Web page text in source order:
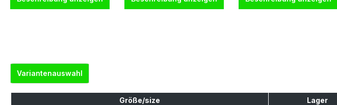
Variantenauswahl
Größe/size Lager